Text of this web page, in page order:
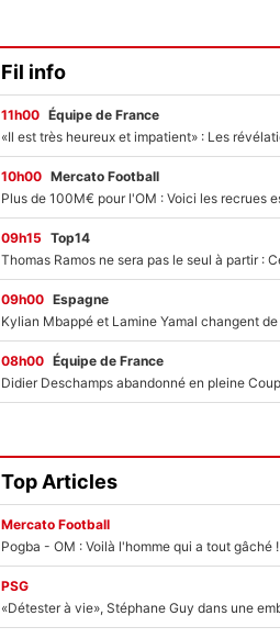
Fil info
11h00 Équipe de France
10h00 Mercato Football
09h15 Top14
09h00 Espagne
08h00 Équipe de France
Top Articles
Mercato Football
Pogba - OM : Voilà l'homme qui a tout gâché !
PSG